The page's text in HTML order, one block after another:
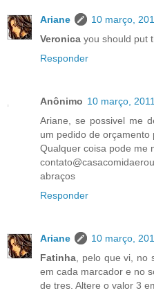
Ariane
10 março,
Veronica you should put
Responder
Anônimo 10 março, 2011
Ariane, se possivel me
um pedido de orçamento
Qualquer coisa pode me
abraços
Responder
Ariane
10 março,
Fatinha , pelo que vi,
em cada marcador e no
de tres. Altere o valor 3